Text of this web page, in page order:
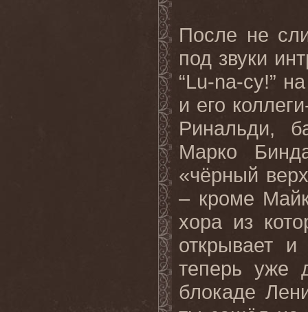
После не
под звуки
“Lu-na-cy!”
и его
Ринальди,
Марко
«чёрный
– кроме
хора из
открывает
теперь уже
блокаде